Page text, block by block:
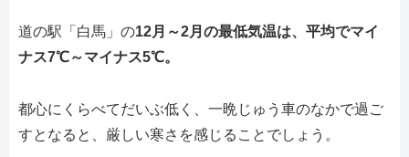
道の駅「白馬」の12月～2月の最低気温は、平均でマイ
ナス7℃～マイナス5℃。
都心にくらべてだいぶ低く、一晩じゅう車のなかで過ご
すとなると、厳しい寒さを感じることでしょう。